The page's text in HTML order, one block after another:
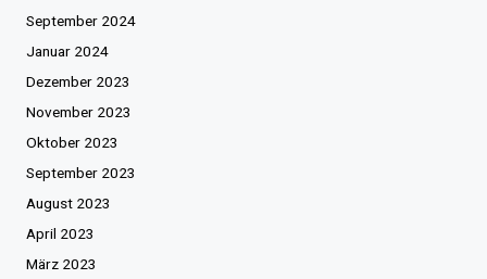
September 2024
Januar 2024
Dezember 2023
November 2023
Oktober 2023
September 2023
August 2023
April 2023
März 2023